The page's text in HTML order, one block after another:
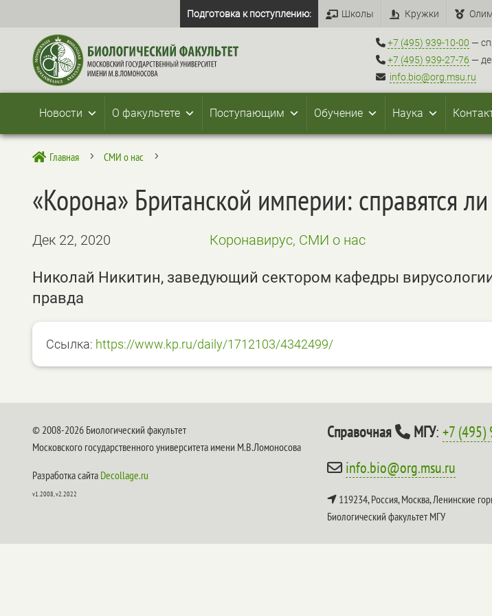
Подготовка к поступлению: Школы Кружки
+7 (495) 939-10-00 —
+7 (495) 939-27-76 —
info.bio@org.msu.ru
Новости О факультете Поступающим Обучение Наука
 Главная 5 СМИ о нас 5
«Корона» Британской империи: справятся
Дек 22, 2020 Коронавирус, СМИ о нас
Николай Никитин, заведующий сектором кафедры
правда
Ссылка: https://www.kp.ru/daily/1712103/4342499/
© 2008-2026 Биологический факультет
Московского государственного университета имени М.В.Ломоносова
Разработка сайта Decollage.ru
v1.2008, v2.2022
Справочная МГУ:+7 (495)
info.bio@org.msu.ru
119234, Россия, Москва, Ленинские
Биологический факультет МГУ